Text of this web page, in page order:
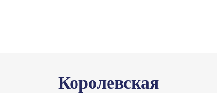
Королевская